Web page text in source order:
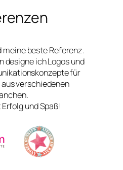
meine beste Referenz.
designe ich Logos und
für
verschiedenen
und Spaß!